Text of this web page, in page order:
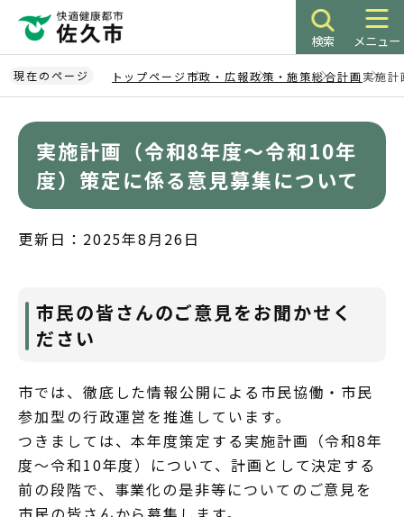
ペ
ー
ジ
検索 メニュー
現在のページ トップページ 市政・広報政策・施策総合計画実施
実施計画（令和8年度～令和10年
度）策定に係る意見募集について
更新日：2025年8月26日
市民の皆さんのご意見をお聞かせく
ださい
市では、徹底した情報公開による市民協働・市民
参加型の行政運営を推進しています。
つきましては、本年度策定する実施計画（令和8年
度～令和10年度）について、計画として決定する
前の段階で、事業化の是非等についてのご意見を